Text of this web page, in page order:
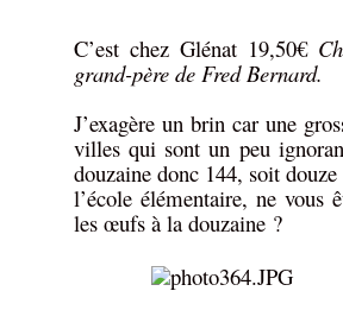
C’est chez Glénat 19,50€
grand-père de Fred Bernard.
J’exagère un brin car une
villes qui sont un peu
douzaine donc 144, soit
l’école élémentaire, ne vous
les œufs à la douzaine ?